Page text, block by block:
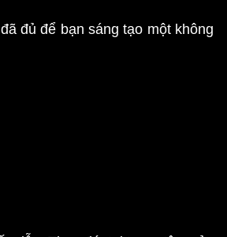
đủ để bạn sáng tạo một không